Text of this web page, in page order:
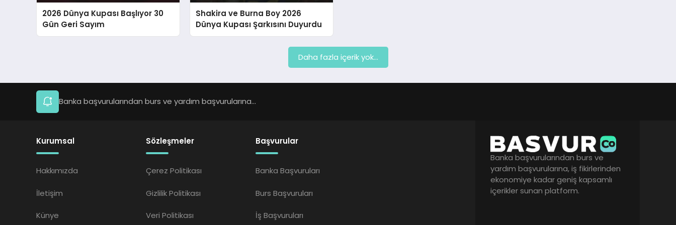
2026 Dünya Kupası Başlıyor 30
Gün Geri Sayım
Shakira ve Burna Boy 2026
Dünya Kupası Şarkısını Duyurdu
Daha fazla içerik yok...
Banka başvurularından burs ve yardım başvurularına...
Kurumsal
Hakkımızda
İletişim
Künye
Sözleşmeler
Çerez Politikası
Gizlilik Politikası
Veri Politikası
Başvurular
Banka Başvuruları
Burs Başvuruları
İş Başvuruları
Banka başvurularından burs ve
yardım başvurularına, iş fikirlerinden
ekonomiye kadar geniş kapsamlı
içerikler sunan platform.